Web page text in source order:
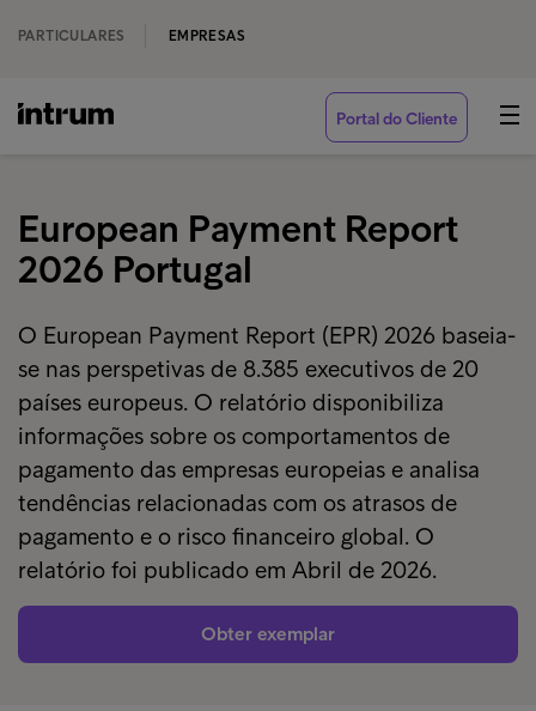
PARTICULARES EMPRESAS
Portal do Cliente
European Payment Report
2026 Portugal
O European Payment Report (EPR) 2026 baseia-
se nas perspetivas de 8.385 executivos de 20
países europeus. O relatório disponibiliza
informações sobre os comportamentos de
pagamento das empresas europeias e analisa
tendências relacionadas com os atrasos de
pagamento e o risco financeiro global. O
relatório foi publicado em Abril de 2026.
Obter exemplar